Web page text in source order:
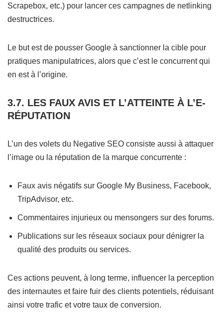
Scrapebox, etc.) pour lancer ces campagnes de netlinking
destructrices.
Le but est de pousser Google à sanctionner la cible pour
pratiques manipulatrices, alors que c’est le concurrent qui
en est à l’origine.
3.7. LES FAUX AVIS ET L’ATTEINTE À L’E-
RÉPUTATION
L’un des volets du Negative SEO consiste aussi à attaquer
l’image ou la réputation de la marque concurrente :
Faux avis négatifs sur Google My Business, Facebook,
TripAdvisor, etc.
Commentaires injurieux ou mensongers sur des forums.
Publications sur les réseaux sociaux pour dénigrer la
qualité des produits ou services.
Ces actions peuvent, à long terme, influencer la perception
des internautes et faire fuir des clients potentiels, réduisant
ainsi votre trafic et votre taux de conversion.